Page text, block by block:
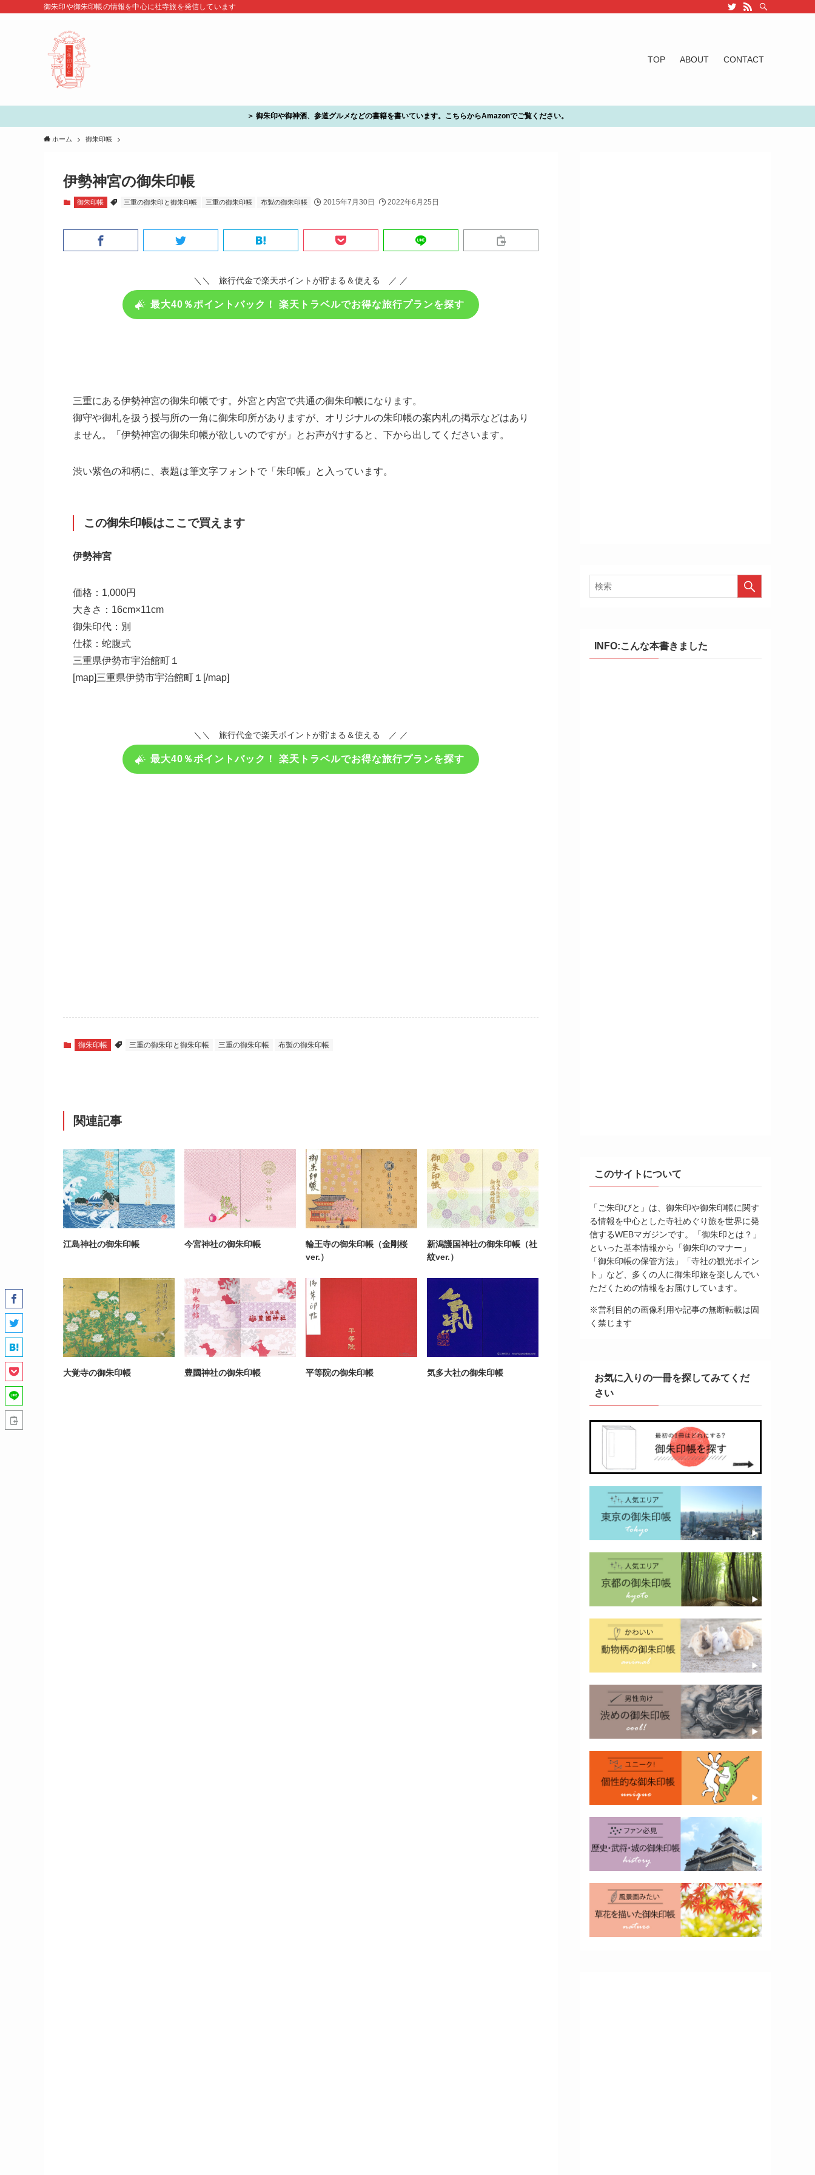
御朱印や御朱印帳の情報を中心に社寺旅を発信しています
TOP ABOUT CONTACT
＞ 御朱印や御神酒、参道グルメなどの書籍を書いています。こちらからAmazonでご覧ください。
ホーム 御朱印帳
伊勢神宮の御朱印帳
御朱印帳 三重の御朱印と御朱印帳 三重の御朱印帳 布製の御朱印帳 2015年7月30日 2022年6月25日
＼＼ 旅行代金で楽天ポイントが貯まる＆使える ／ ／
最大40％ポイントバック！ 楽天トラベルでお得な旅行プランを探す
三重にある伊勢神宮の御朱印帳です。外宮と内宮で共通の御朱印帳になります。
御守や御札を扱う授与所の一角に御朱印所がありますが、オリジナルの朱印帳の案内札の掲示などはあり
ません。「伊勢神宮の御朱印帳が欲しいのですが」とお声がけすると、下から出してくださいます。
渋い紫色の和柄に、表題は筆文字フォントで「朱印帳」と入っています。
この御朱印帳はここで買えます
伊勢神宮
価格：1,000円
大きさ：16cm×11cm
御朱印代：別
仕様：蛇腹式
三重県伊勢市宇治館町１
[map]三重県伊勢市宇治館町１[/map]
＼＼ 旅行代金で楽天ポイントが貯まる＆使える ／ ／
最大40％ポイントバック！ 楽天トラベルでお得な旅行プランを探す
御朱印帳 三重の御朱印と御朱印帳 三重の御朱印帳 布製の御朱印帳
関連記事
江島神社の御朱印帳 今宮神社の御朱印帳
輪王寺の御朱印帳（金剛桜
ver.）
新潟護国神社の御朱印帳（社
紋ver.）
大覚寺の御朱印帳 豊國神社の御朱印帳 平等院の御朱印帳 気多大社の御朱印帳
INFO:こんな本書きました
このサイトについて
「ご朱印びと」は、御朱印や御朱印帳に関す
る情報を中心とした寺社めぐり旅を世界に発
信するWEBマガジンです。「御朱印とは？」
といった基本情報から「御朱印のマナー」
「御朱印帳の保管方法」「寺社の観光ポイン
ト」など、多くの人に御朱印旅を楽しんでい
ただくための情報をお届けしています。
※営利目的の画像利用や記事の無断転載は固
く禁じます
お気に入りの一冊を探してみてくだ
さい